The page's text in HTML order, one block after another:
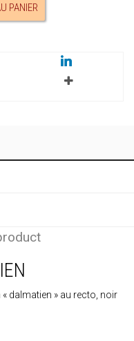
PANIER
dalmatien » au recto, noir